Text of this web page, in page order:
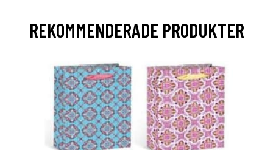
REKOMMENDERADE PRODUKTER